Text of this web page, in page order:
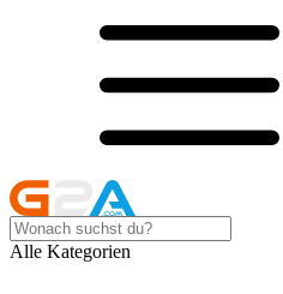
Alle Kategorien